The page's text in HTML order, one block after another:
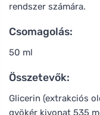
rendszer számára.
Csomagolás:
50 ml
Összetevők:
Glicerin (extrakciós
gyökér kivonat 535